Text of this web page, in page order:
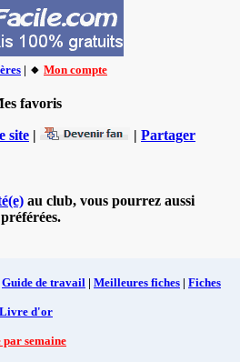
| 🔸 Mon compte
favoris
site | | Partager
au club, vous pourrez aussi
Guide de travail | Meilleures fiches | Fiches
Livre d'or
semaine